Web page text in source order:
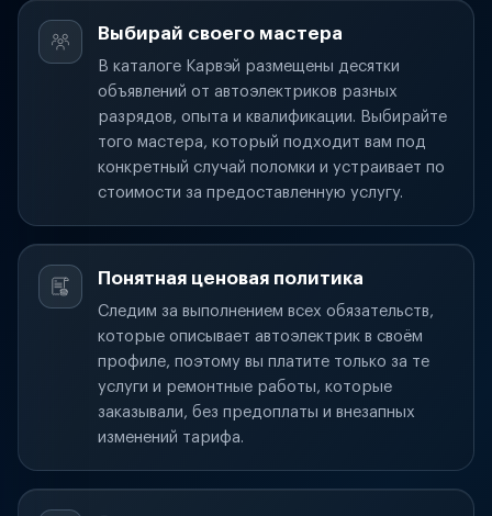
Выбирай своего мастера
В каталоге Карвэй размещены десятки
объявлений от автоэлектриков разных
разрядов, опыта и квалификации. Выбирайте
того мастера, который подходит вам под
конкретный случай поломки и устраивает по
стоимости за предоставленную услугу.
Понятная ценовая политика
Следим за выполнением всех обязательств,
которые описывает автоэлектрик в своём
профиле, поэтому вы платите только за те
услуги и ремонтные работы, которые
заказывали, без предоплаты и внезапных
изменений тарифа.